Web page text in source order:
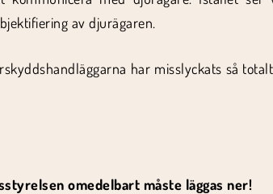
av djurägaren.
har misslyckats så
omedelbart måste läggas ner!